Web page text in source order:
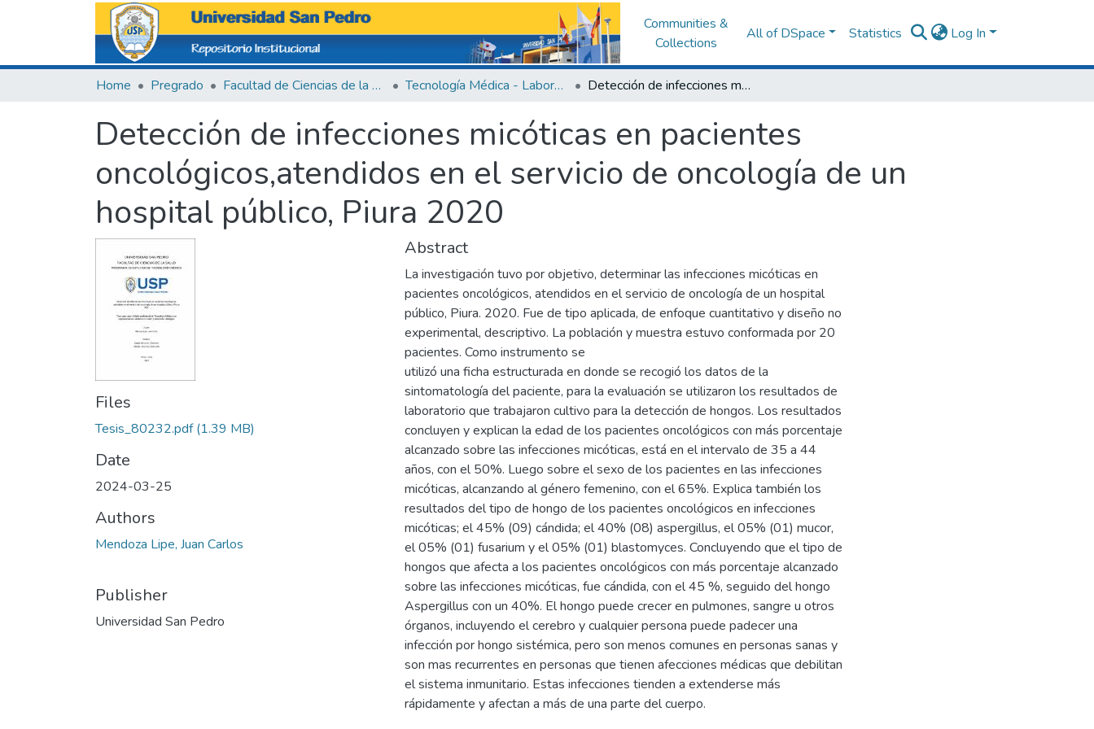
Communities &
Collections
All of DSpace Statistics Log In
Home Pregrado Facultad de Ciencias de la Salud Tecnología Médica - Laboratorio Clínico y Anatomía Patológica Detección de infecciones micóticas en pacientes oncológicos,atendidos en el servicio de oncología de un hospital público, Piura 2020
Detección de infecciones micóticas en pacientes
oncológicos,atendidos en el servicio de oncología de un
hospital público, Piura 2020
Files
Tesis_80232.pdf(1.39 MB)
Date
2024-03-25
Authors
Mendoza Lipe, Juan Carlos
Publisher
Universidad San Pedro
Abstract
La investigación tuvo por objetivo, determinar las infecciones micóticas en
pacientes oncológicos, atendidos en el servicio de oncología de un hospital
público, Piura. 2020. Fue de tipo aplicada, de enfoque cuantitativo y diseño no
experimental, descriptivo. La población y muestra estuvo conformada por 20
pacientes. Como instrumento se
utilizó una ficha estructurada en donde se recogió los datos de la
sintomatología del paciente, para la evaluación se utilizaron los resultados de
laboratorio que trabajaron cultivo para la detección de hongos. Los resultados
concluyen y explican la edad de los pacientes oncológicos con más porcentaje
alcanzado sobre las infecciones micóticas, está en el intervalo de 35 a 44
años, con el 50%. Luego sobre el sexo de los pacientes en las infecciones
micóticas, alcanzando al género femenino, con el 65%. Explica también los
resultados del tipo de hongo de los pacientes oncológicos en infecciones
micóticas; el 45% (09) cándida; el 40% (08) aspergillus, el 05% (01) mucor,
el 05% (01) fusarium y el 05% (01) blastomyces. Concluyendo que el tipo de
hongos que afecta a los pacientes oncológicos con más porcentaje alcanzado
sobre las infecciones micóticas, fue cándida, con el 45 %, seguido del hongo
Aspergillus con un 40%. El hongo puede crecer en pulmones, sangre u otros
órganos, incluyendo el cerebro y cualquier persona puede padecer una
infección por hongo sistémica, pero son menos comunes en personas sanas y
son mas recurrentes en personas que tienen afecciones médicas que debilitan
el sistema inmunitario. Estas infecciones tienden a extenderse más
rápidamente y afectan a más de una parte del cuerpo.